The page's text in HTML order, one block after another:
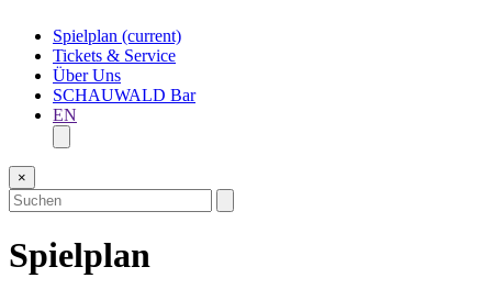
Spielplan (current)
Tickets & Service
Über Uns
SCHAUWALD Bar
EN
×
Spielplan